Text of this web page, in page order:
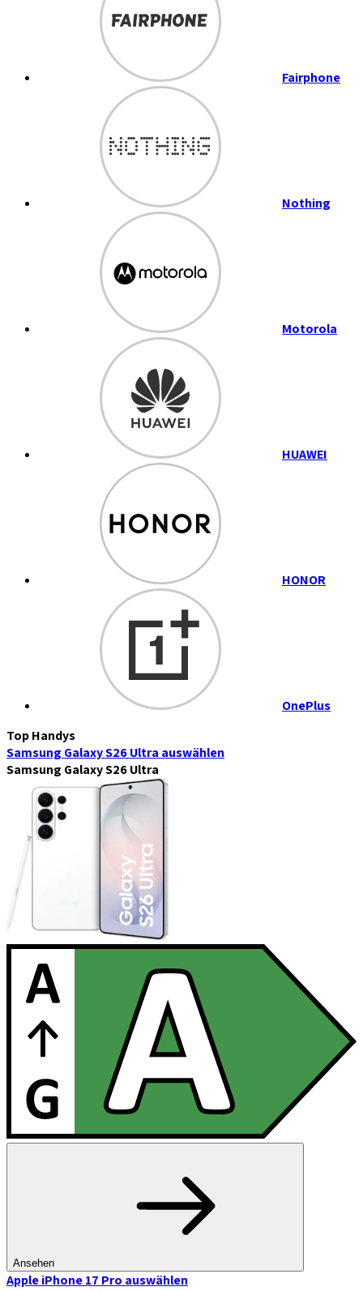
Fairphone
Nothing
Motorola
HUAWEI
HONOR
OnePlus
Top Handys
Samsung Galaxy S26 Ultra auswählen
Samsung Galaxy S26 Ultra
Ansehen
Apple iPhone 17 Pro auswählen